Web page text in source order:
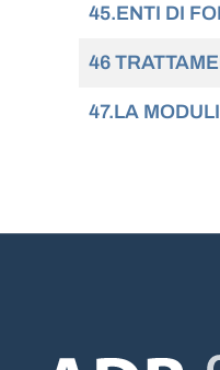
45.ENTI DI
46
47.LA